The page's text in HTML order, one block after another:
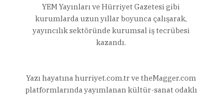
YEM Yayınları ve Hürriyet Gazetesi gibi
kurumlarda uzun yıllar boyunca çalışarak,
yayıncılık sektöründe kurumsal iş tecrübesi
kazandı.
Yazı hayatına hurriyet.com.tr ve theMagger.com
platformlarında yayımlanan kültür-sanat odaklı